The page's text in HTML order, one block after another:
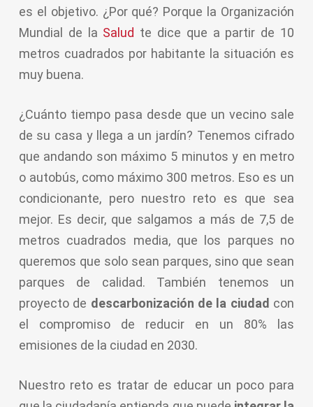
es el objetivo. ¿Por qué? Porque la Organización
Mundial de la Salud te dice que a partir de 10
metros cuadrados por habitante la situación es
muy buena.
¿Cuánto tiempo pasa desde que un vecino sale
de su casa y llega a un jardín? Tenemos cifrado
que andando son máximo 5 minutos y en metro
o autobús, como máximo 300 metros. Eso es un
condicionante, pero nuestro reto es que sea
mejor. Es decir, que salgamos a más de 7,5 de
metros cuadrados media, que los parques no
queremos que solo sean parques, sino que sean
parques de calidad. También tenemos un
proyecto de descarbonización de la ciudad con
el compromiso de reducir en un 80% las
emisiones de la ciudad en 2030.
Nuestro reto es tratar de educar un poco para